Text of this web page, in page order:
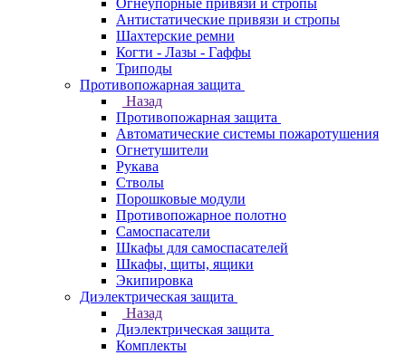
Огнеупорные привязи и стропы
Антистатические привязи и стропы
Шахтерские ремни
Когти - Лазы - Гаффы
Триподы
Противопожарная защита
Назад
Противопожарная защита
Автоматические системы пожаротушения
Огнетушители
Рукава
Стволы
Порошковые модули
Противопожарное полотно
Самоспасатели
Шкафы для самоспасателей
Шкафы, щиты, ящики
Экипировка
Диэлектрическая защита
Назад
Диэлектрическая защита
Комплекты